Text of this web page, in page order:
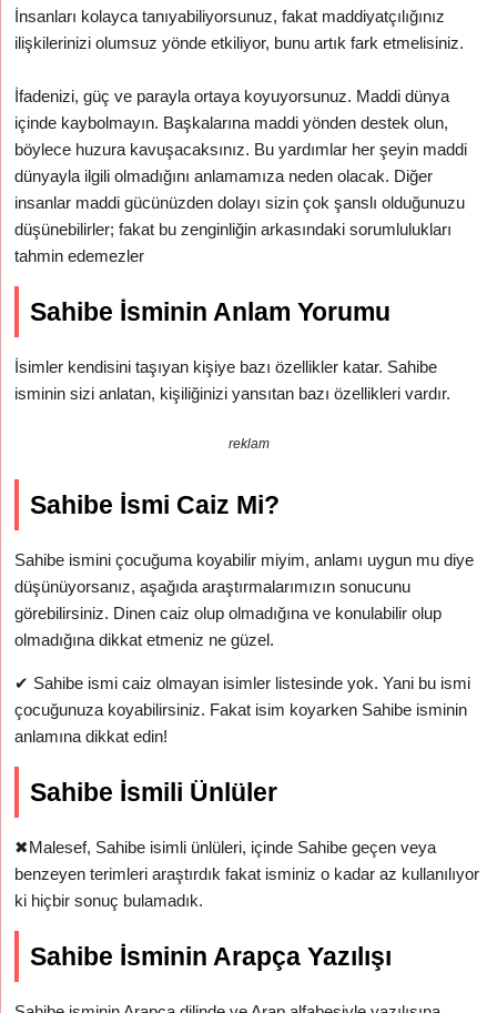
İnsanları kolayca tanıyabiliyorsunuz, fakat maddiyatçılığınız
ilişkilerinizi olumsuz yönde etkiliyor, bunu artık fark etmelisiniz.
İfadenizi, güç ve parayla ortaya koyuyorsunuz. Maddi dünya
içinde kaybolmayın. Başkalarına maddi yönden destek olun,
böylece huzura kavuşacaksınız. Bu yardımlar her şeyin maddi
dünyayla ilgili olmadığını anlamamıza neden olacak. Diğer
insanlar maddi gücünüzden dolayı sizin çok şanslı olduğunuzu
düşünebilirler; fakat bu zenginliğin arkasındaki sorumlulukları
tahmin edemezler
Sahibe İsminin Anlam Yorumu
İsimler kendisini taşıyan kişiye bazı özellikler katar. Sahibe
isminin sizi anlatan, kişiliğinizi yansıtan bazı özellikleri vardır.
reklam
Sahibe İsmi Caiz Mi?
Sahibe ismini çocuğuma koyabilir miyim, anlamı uygun mu diye
düşünüyorsanız, aşağıda araştırmalarımızın sonucunu
görebilirsiniz. Dinen caiz olup olmadığına ve konulabilir olup
olmadığına dikkat etmeniz ne güzel.
✔ Sahibe ismi caiz olmayan isimler listesinde yok. Yani bu ismi
çocuğunuza koyabilirsiniz. Fakat isim koyarken Sahibe isminin
anlamına dikkat edin!
Sahibe İsmili Ünlüler
✖Malesef, Sahibe isimli ünlüleri, içinde Sahibe geçen veya
benzeyen terimleri araştırdık fakat isminiz o kadar az kullanılıyor
ki hiçbir sonuç bulamadık.
Sahibe İsminin Arapça Yazılışı